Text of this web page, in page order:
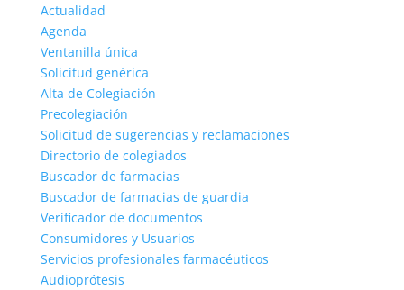
Actualidad
Agenda
Ventanilla única
Solicitud genérica
Alta de Colegiación
Precolegiación
Solicitud de sugerencias y reclamaciones
Directorio de colegiados
Buscador de farmacias
Buscador de farmacias de guardia
Verificador de documentos
Consumidores y Usuarios
Servicios profesionales farmacéuticos
Audioprótesis